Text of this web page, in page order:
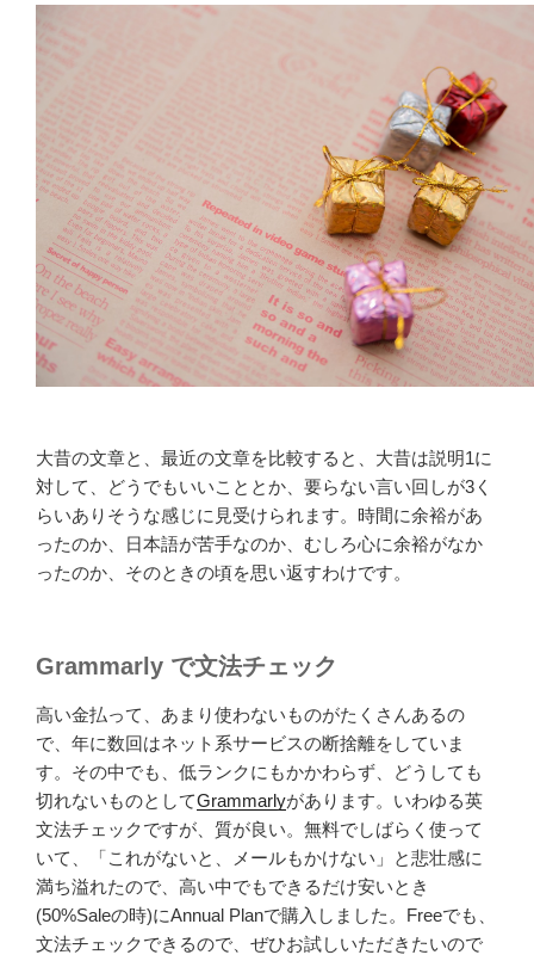
大昔の文章と、最近の文章を比較すると、大昔は説明1に
対して、どうでもいいこととか、要らない言い回しが3く
らいありそうな感じに見受けられます。時間に余裕があ
ったのか、日本語が苦手なのか、むしろ心に余裕がなか
ったのか、そのときの頃を思い返すわけです。
Grammarly で文法チェック
高い金払って、あまり使わないものがたくさんあるの
で、年に数回はネット系サービスの断捨離をしていま
す。その中でも、低ランクにもかかわらず、どうしても
切れないものとしてGrammarlyがあります。いわゆる英
文法チェックですが、質が良い。無料でしばらく使って
いて、「これがないと、メールもかけない」と悲壮感に
満ち溢れたので、高い中でもできるだけ安いとき
(50%Saleの時)にAnnual Planで購入しました。Freeでも、
文法チェックできるので、ぜひお試しいただきたいので